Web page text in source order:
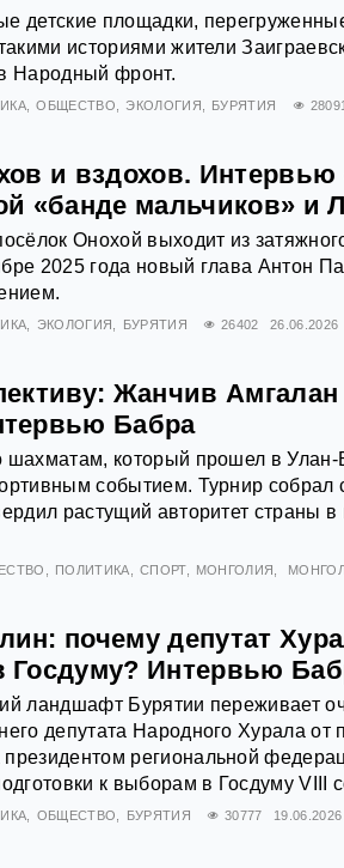
детские площадки, перегруженные
историями жители
Народный фронт.
ОБЩЕСТВО ЭКОЛОГИЯ БУРЯТИЯ 28091
и вздохов.
«банде мальчиков» и
Онохой выходит из
2025 года новый глава Антон
ЭКОЛОГИЯ БУРЯТИЯ 26402 26.06.2026
Жанчив
Бабра
шахматам, который прошел в Улан-
событием. Турнир собрал
растущий авторитет
ПОЛИТИКА СПОРТ МОНГОЛИЯ
почему депутат
Госдуму? Интервью
ландшафт Бурятии переживает
депутата Народного Хурала
региональной
к выборам в Госдуму VIII
ОБЩЕСТВО БУРЯТИЯ 30777 19.06.2026